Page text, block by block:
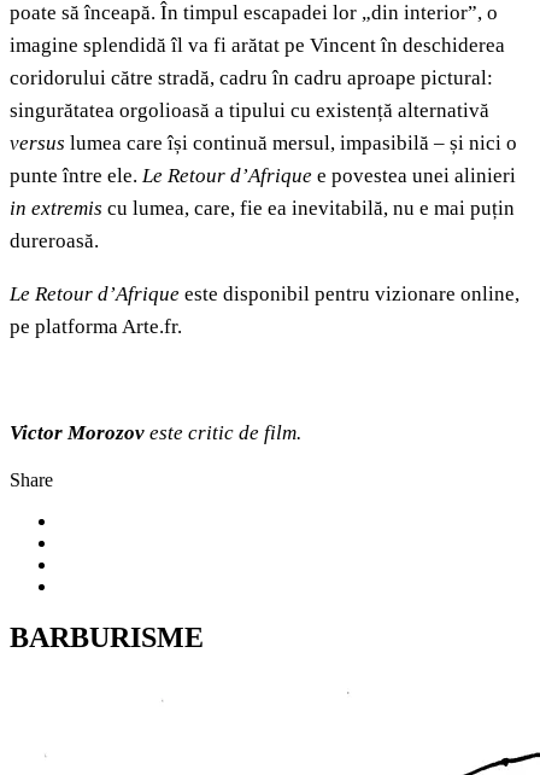
poate să înceapă. În timpul escapadei lor „din interior”, o
imagine splendidă îl va fi arătat pe Vincent în deschiderea
coridorului către stradă, cadru în cadru aproape pictural:
singurătatea orgolioasă a tipului cu existență alternativă
versus lumea care își continuă mersul, impasibilă – și nici o
punte între ele. Le Retour d’Afrique e povestea unei alinieri
in extremis cu lumea, care, fie ea inevitabilă, nu e mai puțin
dureroasă.
Le Retour d’Afrique este disponibil pentru vizionare online,
pe platforma Arte.fr.
Victor Morozov este critic de film.
Share
BARBURISME